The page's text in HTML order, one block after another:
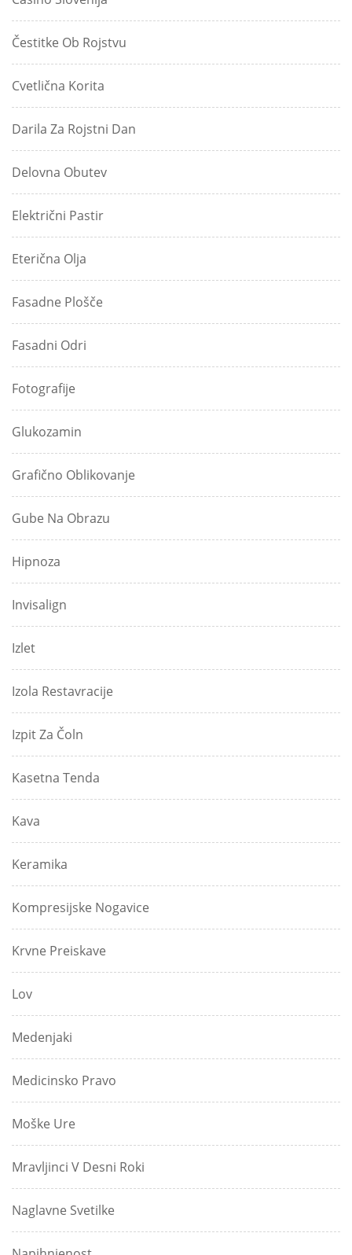
Čestitke Ob Rojstvu
Cvetlična Korita
Darila Za Rojstni Dan
Delovna Obutev
Električni Pastir
Eterična Olja
Fasadne Plošče
Fasadni Odri
Fotografije
Glukozamin
Grafično Oblikovanje
Gube Na Obrazu
Hipnoza
Invisalign
Izlet
Izola Restavracije
Izpit Za Čoln
Kasetna Tenda
Kava
Keramika
Kompresijske Nogavice
Krvne Preiskave
Lov
Medenjaki
Medicinsko Pravo
Moške Ure
Mravljinci V Desni Roki
Naglavne Svetilke